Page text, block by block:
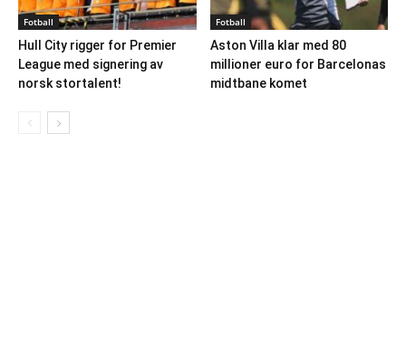
Fotball
Hull City rigger for Premier
League med signering av
norsk stortalent!
Fotball
Aston Villa klar med 80
millioner euro for Barcelonas
midtbane komet